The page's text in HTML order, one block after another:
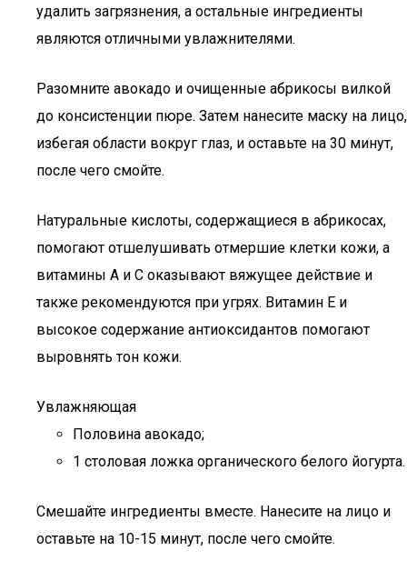
удалить загрязнения, а остальные ингредиенты
являются отличными увлажнителями.
Разомните авокадо и очищенные абрикосы вилкой
до консистенции пюре. Затем нанесите маску на лицо,
избегая области вокруг глаз, и оставьте на 30 минут,
после чего смойте.
Натуральные кислоты, содержащиеся в абрикосах,
помогают отшелушивать отмершие клетки кожи, а
витамины А и С оказывают вяжущее действие и
также рекомендуются при угрях. Витамин Е и
высокое содержание антиоксидантов помогают
выровнять тон кожи.
Увлажняющая
Половина авокадо;
1 столовая ложка органического белого йогурта.
Смешайте ингредиенты вместе. Нанесите на лицо и
оставьте на 10-15 минут, после чего смойте.